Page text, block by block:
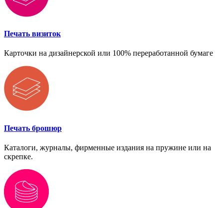
Печать визиток
Карточки на дизайнерской или 100% переработанной бумаге
Печать брошюр
Каталоги, журналы, фирменные издания на пружине или на
скрепке.